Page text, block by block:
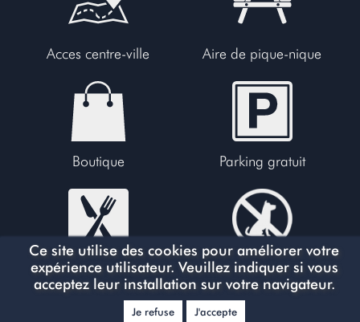
Acces centre-ville Aire de pique-nique
Boutique Parking gratuit
Restaurants Interdit aux chiens
Ce site utilise des cookies pour améliorer votre
expérience utilisateur. Veuillez indiquer si vous
acceptez leur installation sur votre navigateur.
Je refuse J'accepte